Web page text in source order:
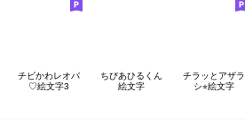
チビかわレオパ
♡絵文字3
ちびあひるくん
絵文字
チラッとアザラ
シ⭐︎絵文字